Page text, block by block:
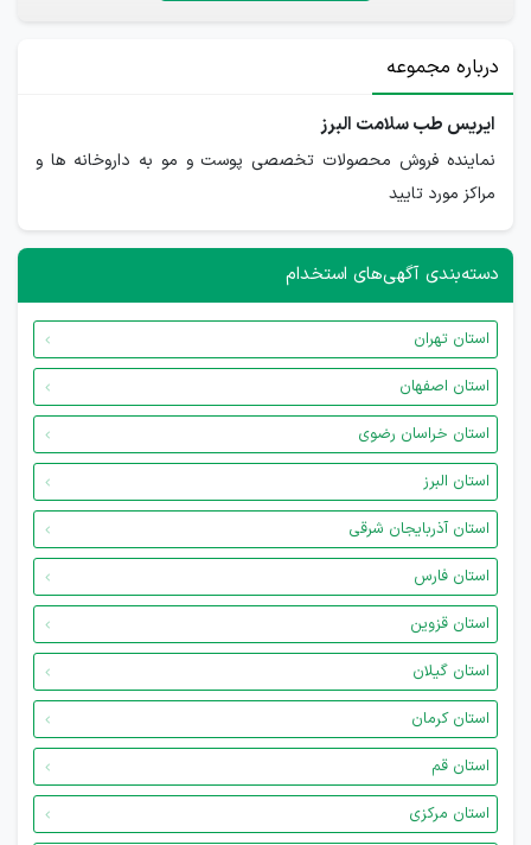
درباره مجموعه
ایریس طب سلامت البرز
نماینده فروش محصولات تخصصی پوست و مو به داروخانه ها و
مراکز مورد تایید
دسته‌بندی آگهی‌های استخدام
استان تهران
استان اصفهان
استان خراسان رضوی
استان البرز
استان آذربایجان شرقی
استان فارس
استان قزوین
استان گیلان
استان کرمان
استان قم
استان مرکزی